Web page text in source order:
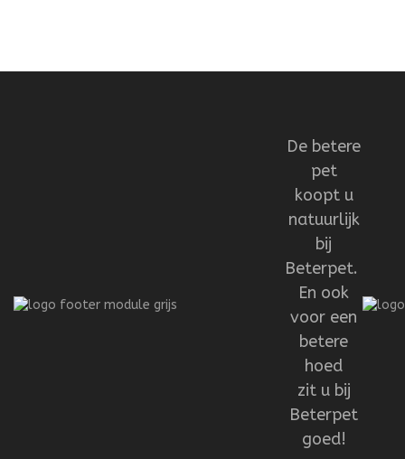
De betere
pet
koopt u
natuurlijk
bij
Beterpet.
En ook
voor een
betere
hoed
zit u bij
Beterpet
goed!